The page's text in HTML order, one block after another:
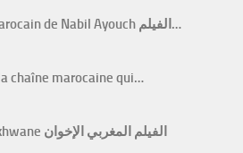
Zin Li Fik Le film Marocain de Nabil Ayouch الفيلم…
chaîne marocaine qui…
Film marocain Al Ikhwane الفيلم المغربي الإخوان